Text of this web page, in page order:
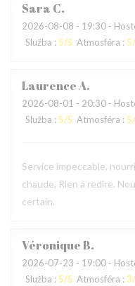
Sara C
2026-08-08 - 19:30 -
Služba : 5/5 Atmosféra : 5
LaurenceA
2026-08-01 - 20:30 -
Služba : 5/5 Atmosféra : 5
Service impeccable,
chaude. Rien à redire.
certain.
VéroniqueB
2026-07-23 - 19:00 -
Služba : 5/5 Atmosféra : 3